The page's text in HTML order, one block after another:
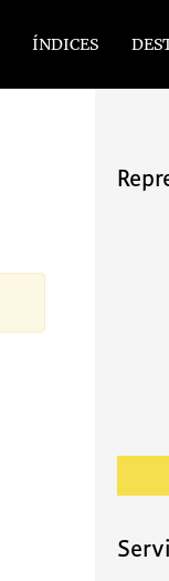
ÍNDICES